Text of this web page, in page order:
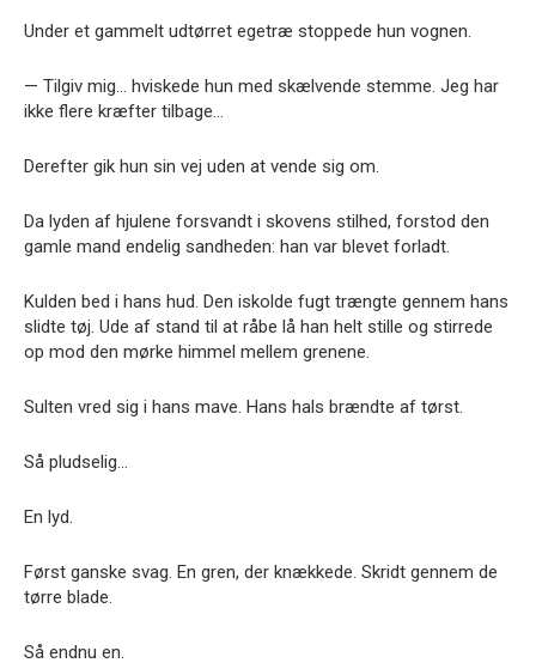
Under et gammelt udtørret egetræ stoppede hun vognen.
— Tilgiv mig… hviskede hun med skælvende stemme. Jeg har
ikke flere kræfter tilbage…
Derefter gik hun sin vej uden at vende sig om.
Da lyden af hjulene forsvandt i skovens stilhed, forstod den
gamle mand endelig sandheden: han var blevet forladt.
Kulden bed i hans hud. Den iskolde fugt trængte gennem hans
slidte tøj. Ude af stand til at råbe lå han helt stille og stirrede
op mod den mørke himmel mellem grenene.
Sulten vred sig i hans mave. Hans hals brændte af tørst.
Så pludselig…
En lyd.
Først ganske svag. En gren, der knækkede. Skridt gennem de
tørre blade.
Så endnu en.